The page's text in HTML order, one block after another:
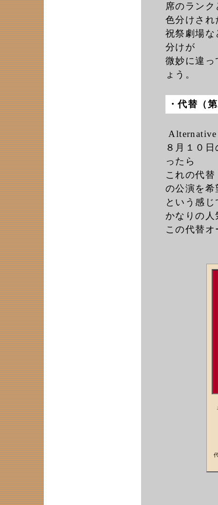
席のラン
色分けされ
祝祭劇場な
分けが
微妙に違っ
ょう。
・代替（
８月１０
ったら
これの代
の公演を希
という感
かなりの
この代替